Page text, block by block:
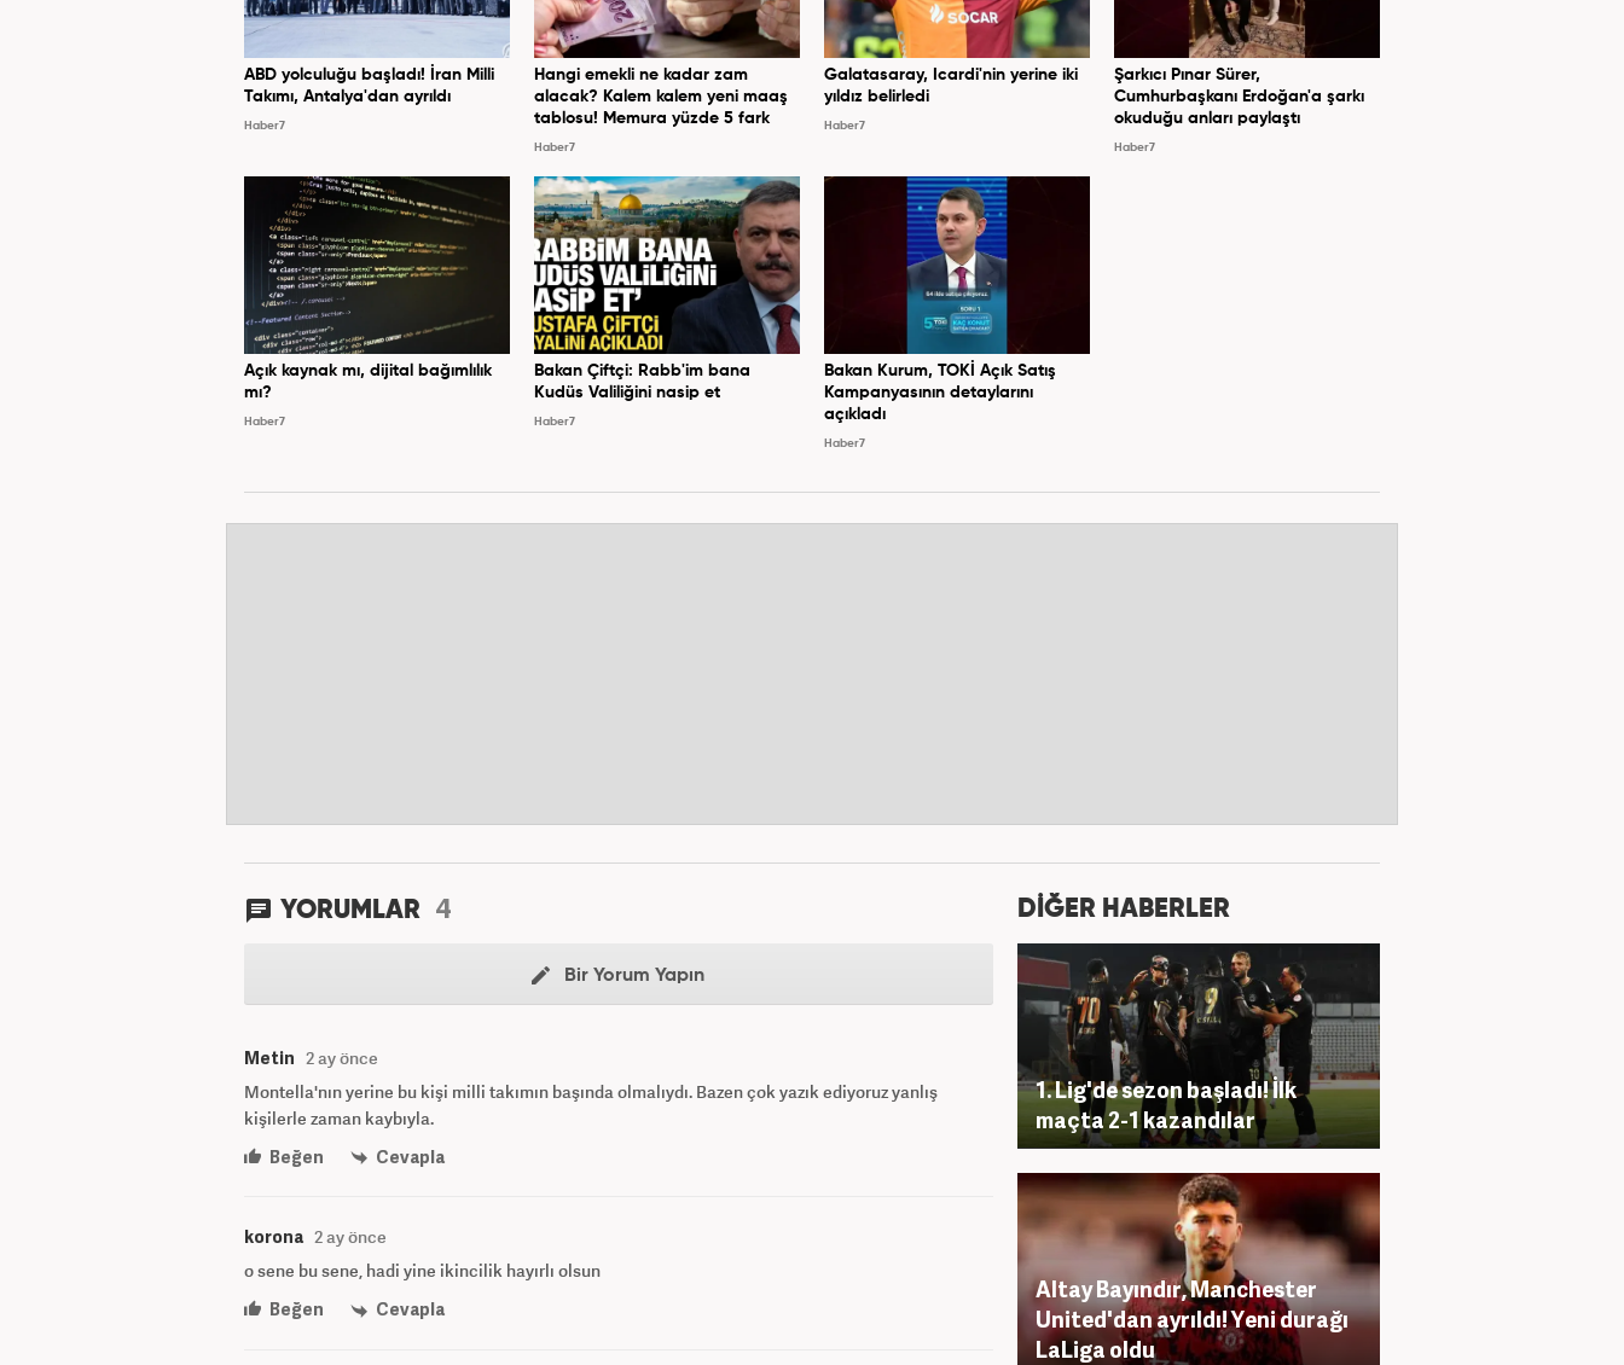
ABD yolculuğu başladı! İran Milli
Takımı, Antalya'dan ayrıldı
Haber7
Hangi emekli ne kadar zam
alacak? Kalem kalem yeni maaş
tablosu! Memura yüzde 5 fark
Haber7
Galatasaray, Icardi'nin yerine iki
yıldız belirledi
Haber7
Şarkıcı Pınar Sürer,
Cumhurbaşkanı Erdoğan'a şarkı
okuduğu anları paylaştı
Haber7
Açık kaynak mı, dijital bağımlılık
mı?
Haber7
Bakan Çiftçi: Rabb'im bana
Kudüs Valiliğini nasip et
Haber7
Bakan Kurum, TOKİ Açık Satış
Kampanyasının detaylarını
açıkladı
Haber7
YORUMLAR 4
Bir Yorum Yapın
Metin 2 ay önce
Montella'nın yerine bu kişi milli takımın başında olmalıydı. Bazen çok yazık ediyoruz yanlış
kişilerle zaman kaybıyla.
Beğen
Cevapla
korona 2 ay önce
o sene bu sene, hadi yine ikincilik hayırlı olsun
Beğen
Cevapla
DİĞER HABERLER
1. Lig'de sezon başladı! İlk
maçta 2-1 kazandılar
Altay Bayındır, Manchester
United'dan ayrıldı! Yeni durağı
LaLiga oldu